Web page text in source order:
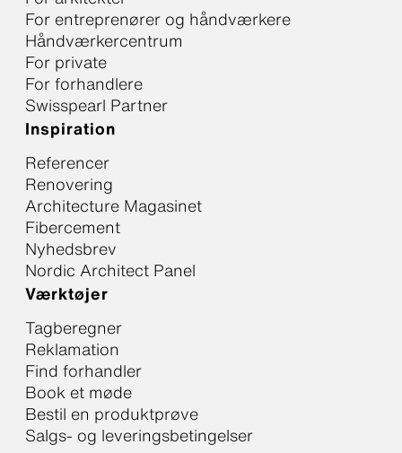
For entreprenører og håndværkere
Håndværkercentrum
For private
For forhandlere
Swisspearl Partner
Inspiration
Referencer
Renovering
Architecture Magasinet
Fibercement
Nyhedsbrev
Nordic Architect Panel
Værktøjer
Tagberegner
Reklamation
Find forhandler
Book et møde
Bestil en produktprøve
Salgs- og leveringsbetingelser